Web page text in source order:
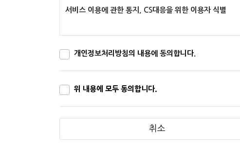
"몰"은 이용자가 약관에 동의하기에 앞서 약관에 정
이용자가 이해할 수 있도록 별도의 연결화면 또는
"몰"은 「전자상거래 등에서의 소비자보호에 관한 법률
거래법」, 「전자서명법」, 「정보통신망 이용촉진 및 정
터 적용일자 전일까지 공지합니다. 다만, 이용자에
"몰"이 약관을 개정할 경우에는 그 개정약관은 그 적
대해서는 개정 전의 약관조항이 그대로 적용됩니다.
서비스 이용에 관한 통지, CS대응을 위한 이용자 식별
개인정보처리방침의 내용에 동의합니다.
위 내용에 모두 동의합니다.
취소